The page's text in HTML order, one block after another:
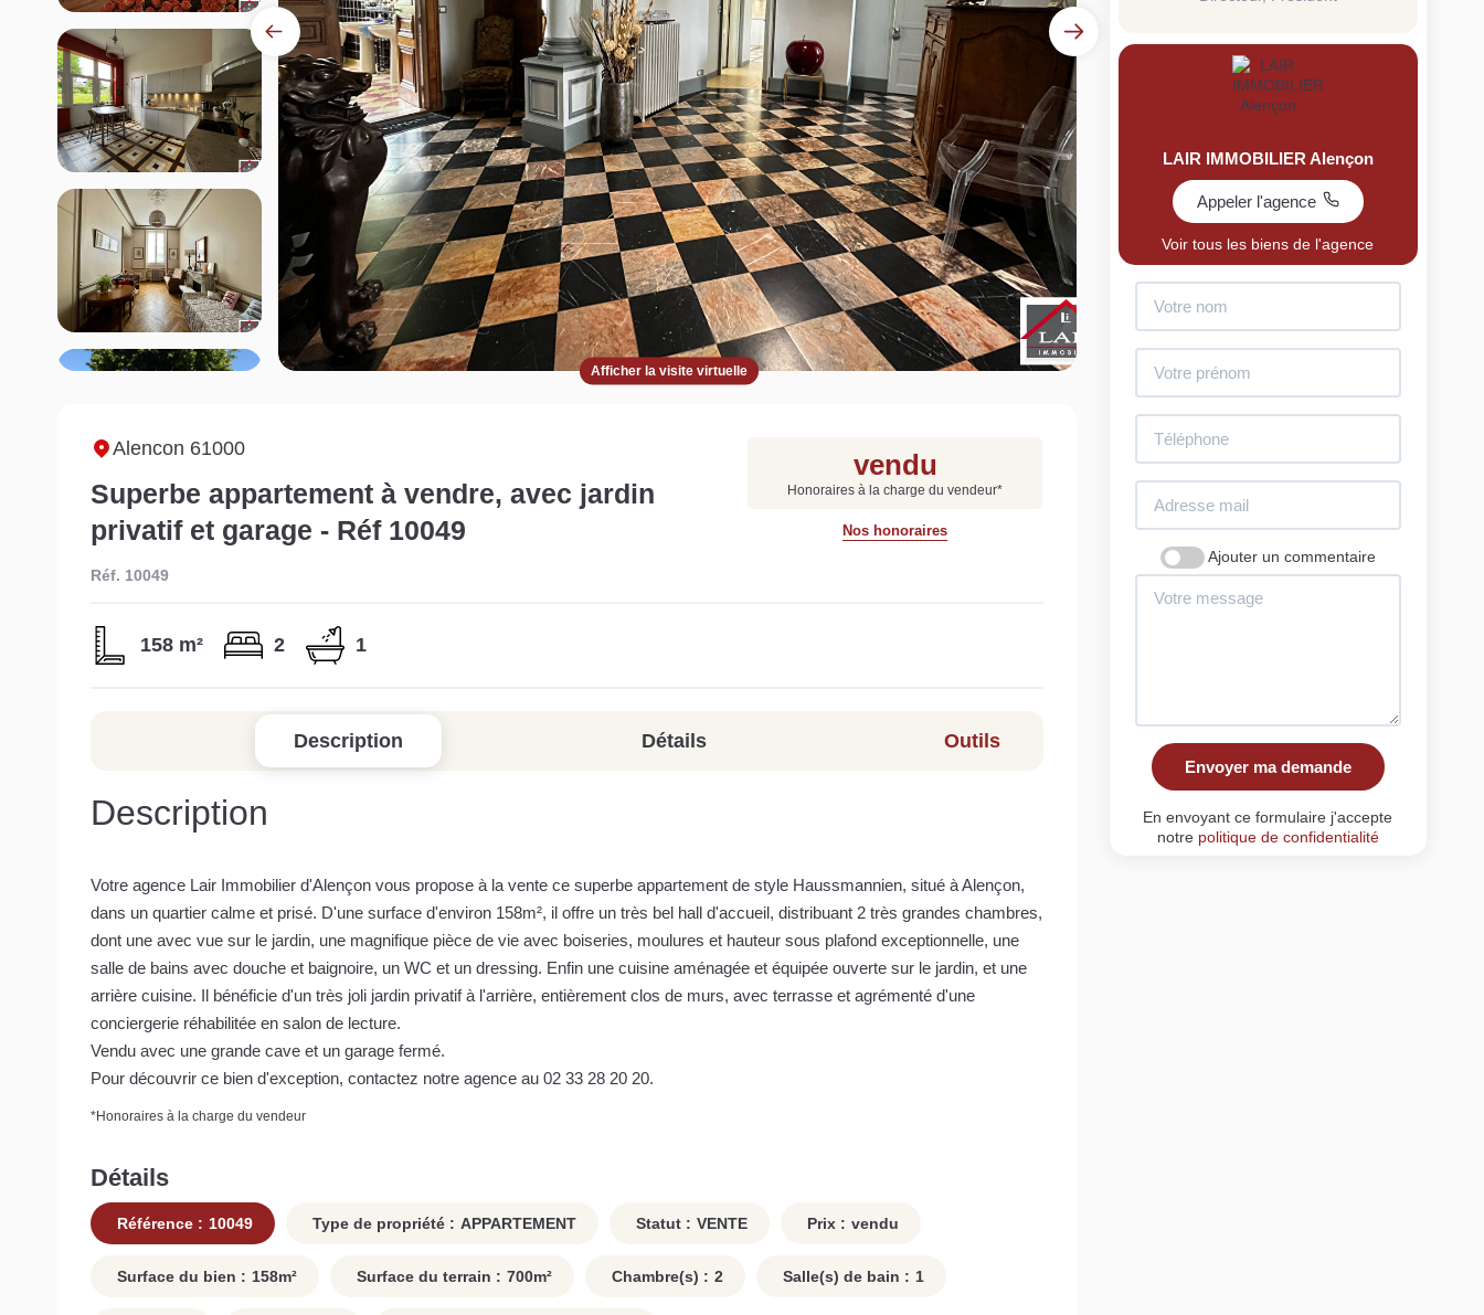
Gratuit
Estimez votre bien en ligne.
Rapide et gratuit, recevez votre estimation en
quelques clics.
Estimer mon bien maintenant
Afficher la visite virtuelle
Alencon 61000
Superbe appartement à vendre, avec jardin
privatif et garage - Réf 10049
Réf. 10049
vendu
Honoraires à la charge du vendeur*
Nos honoraires
158 m² 2 1
Description Détails Outils
Description
Votre agence Lair Immobilier d'Alençon vous propose à la vente ce superbe appartement de style Haussmannien, situé à Alençon,
dans un quartier calme et prisé. D'une surface d'environ 158m², il offre un très bel hall d'accueil, distribuant 2 très grandes chambres,
dont une avec vue sur le jardin, une magnifique pièce de vie avec boiseries, moulures et hauteur sous plafond exceptionnelle, une
salle de bains avec douche et baignoire, un WC et un dressing. Enfin une cuisine aménagée et équipée ouverte sur le jardin, et une
arrière cuisine. Il bénéficie d'un très joli jardin privatif à l'arrière, entièrement clos de murs, avec terrasse et agrémenté d'une
conciergerie réhabilitée en salon de lecture.
Vendu avec une grande cave et un garage fermé.
Pour découvrir ce bien d'exception, contactez notre agence au 02 33 28 20 20.
*Honoraires à la charge du vendeur
Détails
Référence : 10049 Type de propriété : APPARTEMENT Statut : VENTE Prix : vendu
Surface du bien : 158m² Surface du terrain : 700m² Chambre(s) : 2 Salle(s) de bain : 1
LAIR IMMOBILIER Alençon
Appeler l'agence
Voir tous les biens de l'agence
Ajouter un commentaire
Envoyer ma demande
En envoyant ce formulaire j'accepte
notre politique de confidentialité